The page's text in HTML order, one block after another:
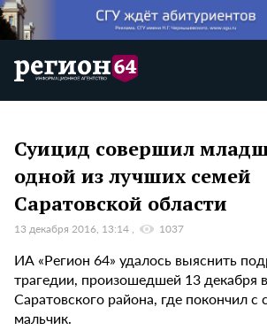
Суицид совершил
одной из лучших семей
Саратовской области
13 декабря 2016, 13:14 1037
ИА «Регион 64» удалось выяснить
трагедии, произошедшей 13 декабря
Саратовского района, где покончил с
мальчик.